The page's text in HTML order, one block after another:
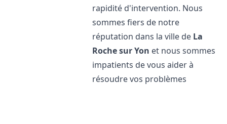
rapidité d'intervention. Nous
sommes fiers de notre
réputation dans la ville de La
Roche sur Yon et nous sommes
impatients de vous aider à
résoudre vos problèmes